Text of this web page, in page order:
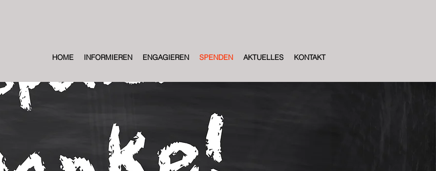
HOME INFORMIEREN ENGAGIEREN SPENDEN AKTUELLES KONTAKT